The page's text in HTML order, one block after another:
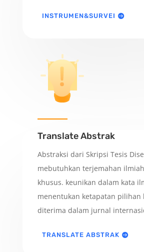
INSTRUMEN&SURVEI
Translate Abstrak
Abstraksi dari Skripsi Tesis
mebutuhkan terjemahan
khusus. keunikan dalam kata
menentukan ketapatan pilihan
diterima dalam jurnal
TRANSLATE ABSTRAK